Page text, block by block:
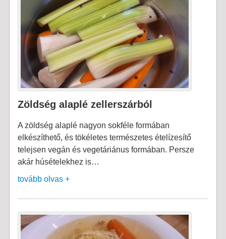
Zöldség alaplé zellerszárból
A zöldség alaplé nagyon sokféle formában
elkészíthető, és tökéletes természetes ételízesítő
telejsen vegán és vegetáriánus formában. Persze
akár húsételekhez is…
tovább olvas +